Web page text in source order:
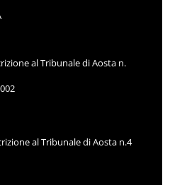
al Tribunale di Aosta n.
al Tribunale di Aosta n.4